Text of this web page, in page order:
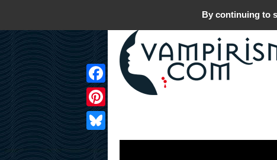
Facebook
Pinterest
Bluesky
By continuing to